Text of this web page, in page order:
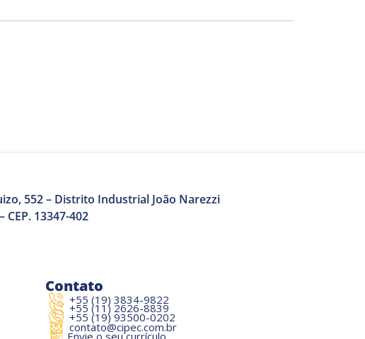
552 – Distrito Industrial João Narezzi
CEP. 13347-402
Contato
+55 (19) 3834-9822
+55 (11) 2626-8839
+55 (19) 93500-0202
contato@cipec.com.br